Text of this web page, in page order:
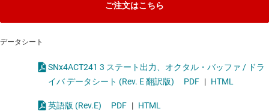
ご注文はこちら
データシート
SNx4ACT241 3 ステート出力、オクタル・バッファ / ドラ
イバ データシート (Rev. E 翻訳版)
PDF | HTML
英語版 (Rev.E) PDF | HTML